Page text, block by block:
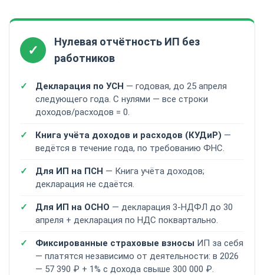
✓
Нулевая отчётность ИП без
работников
Декларация по УСН — годовая, до 25 апреля
следующего года. С нулями — все строки
доходов/расходов = 0.
Книга учёта доходов и расходов (КУДиР) —
ведётся в течение года, по требованию ФНС.
Для ИП на ПСН — Книга учёта доходов;
декларация не сдаётся.
Для ИП на ОСНО — декларация 3-НДФЛ до 30
апреля + декларация по НДС поквартально.
Фиксированные страховые взносы ИП за себя
— платятся независимо от деятельности: в 2026
— 57 390 ₽ + 1% с дохода свыше 300 000 ₽.